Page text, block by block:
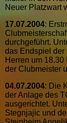
Neuer Platzwart
17.07.2004:
durchgeführt.
das Endspiel der
Herren um
der Clubmeister
04.07.2004: Die
der Anlage des
ausgerichtet.
Stegnjajic und